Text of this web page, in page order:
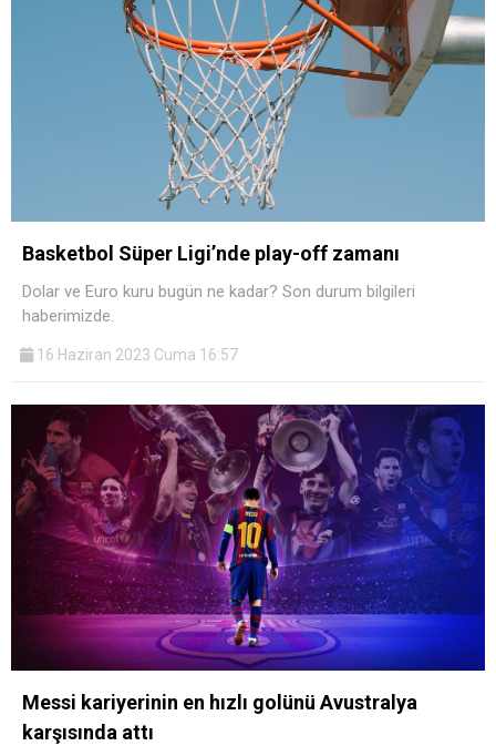
Basketbol Süper Ligi’nde play-off zamanı
Dolar ve Euro kuru bugün ne kadar? Son durum bilgileri
haberimizde.
16 Haziran 2023 Cuma 16:57
Messi kariyerinin en hızlı golünü Avustralya
karşısında attı